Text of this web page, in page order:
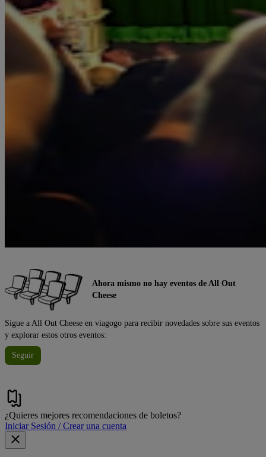
Ahora mismo no hay eventos de All Out
Cheese
Sigue a All Out Cheese en viagogo para recibir novedades sobre sus eventos
y explorar estos otros eventos:
Seguir
¿Quieres mejores recomendaciones de boletos?
Iniciar Sesión / Crear una cuenta